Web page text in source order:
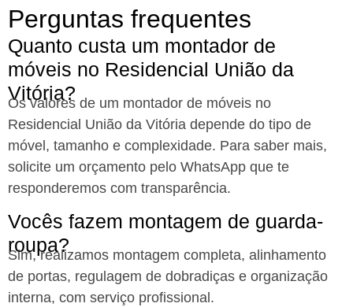
Perguntas frequentes
Quanto custa um montador de
móveis no Residencial União da
Vitória?
Os valores de um montador de móveis no
Residencial União da Vitória depende do tipo de
móvel, tamanho e complexidade. Para saber mais,
solicite um orçamento pelo WhatsApp que te
responderemos com transparência.
Vocês fazem montagem de guarda-
roupa?
Sim, realizamos montagem completa, alinhamento
de portas, regulagem de dobradiças e organização
interna, com serviço profissional.